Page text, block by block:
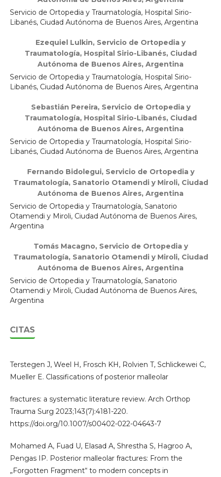
Servicio de Ortopedia y Traumatología, Hospital Sirio-
Libanés, Ciudad Autónoma de Buenos Aires, Argentina
Ezequiel Lulkin, Servicio de Ortopedia y
Traumatología, Hospital Sirio-Libanés, Ciudad
Autónoma de Buenos Aires, Argentina
Servicio de Ortopedia y Traumatología, Hospital Sirio-
Libanés, Ciudad Autónoma de Buenos Aires, Argentina
Sebastián Pereira, Servicio de Ortopedia y
Traumatología, Hospital Sirio-Libanés, Ciudad
Autónoma de Buenos Aires, Argentina
Servicio de Ortopedia y Traumatología, Hospital Sirio-
Libanés, Ciudad Autónoma de Buenos Aires, Argentina
Fernando Bidolegui, Servicio de Ortopedia y
Traumatología, Sanatorio Otamendi y Miroli, Ciudad
Autónoma de Buenos Aires, Argentina
Servicio de Ortopedia y Traumatología, Sanatorio
Otamendi y Miroli, Ciudad Autónoma de Buenos Aires,
Argentina
Tomás Macagno, Servicio de Ortopedia y
Traumatología, Sanatorio Otamendi y Miroli, Ciudad
Autónoma de Buenos Aires, Argentina
Servicio de Ortopedia y Traumatología, Sanatorio
Otamendi y Miroli, Ciudad Autónoma de Buenos Aires,
Argentina
CITAS
Terstegen J, Weel H, Frosch KH, Rolvien T, Schlickewei C,
Mueller E. Classifications of posterior malleolar
fractures: a systematic literature review. Arch Orthop
Trauma Surg 2023;143(7):4181-220.
https://doi.org/10.1007/s00402-022-04643-7
Mohamed A, Fuad U, Elasad A, Shrestha S, Hagroo A,
Pengas IP. Posterior malleolar fractures: From the
„Forgotten Fragment“ to modern concepts in